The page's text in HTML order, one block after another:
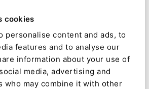
cookies
personalise content and ads, to
features and to analyse our
information about your use of
media, advertising and
who may combine it with other
de sus segmentos de
del comprador o las
de los usuarios